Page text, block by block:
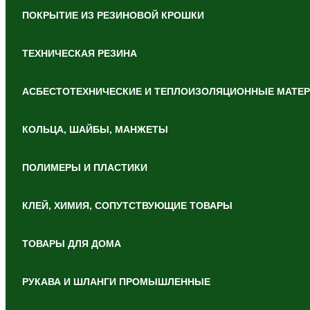
ПОКРЫТИЕ ИЗ РЕЗИНОВОЙ КРОШКИ
ТЕХНИЧЕСКАЯ РЕЗИНА
АСБЕСТОТЕХНИЧЕСКИЕ И ТЕПЛОИЗОЛЯЦИОННЫЕ
КОЛЬЦА, ШАЙБЫ, МАНЖЕТЫ
ПОЛИМЕРЫ И ПЛАСТИКИ
КЛЕЙ, ХИМИЯ, СОПУТСТВУЮЩИЕ ТОВАРЫ
ТОВАРЫ ДЛЯ ДОМА
РУКАВА И ШЛАНГИ ПРОМЫШЛЕННЫЕ